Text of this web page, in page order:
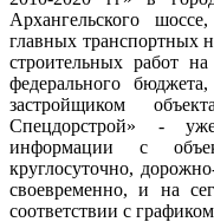
Архангельского
главных транспортных
строительных работ на
федерального
застройщиком
Спецдорстрой» -
информации с
круглосуточно,
своевременно, и на
соответствии с